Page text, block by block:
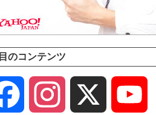
のコンテンツ
Facebook Instagram